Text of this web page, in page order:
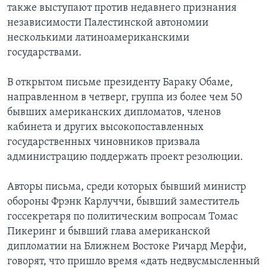
также выступают против недавнего признания
независимости Палестинской автономии
несколькими латиноамериканскими
государствами.
В открытом письме президенту Бараку Обаме,
направленном в четверг, группа из более чем 50
бывших американских дипломатов, членов
кабинета и других высокопоставленных
государственных чиновников призвала
администрацию поддержать проект резолюции.
Авторы письма, среди которых бывший министр
обороны Фрэнк Карлуччи, бывший заместитель
госсекретаря по политическим вопросам Томас
Пикеринг и бывший глава американской
дипломатии на Ближнем Востоке Ричард Мерфи,
говорят, что пришло время «дать недвусмысленный